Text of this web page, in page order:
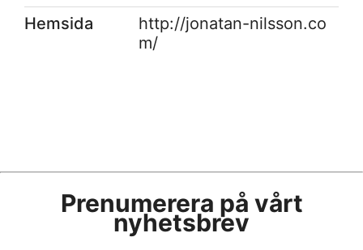
Hemsida
http://jonatan-nilsson.co
m/
Prenumerera på vårt
nyhetsbrev